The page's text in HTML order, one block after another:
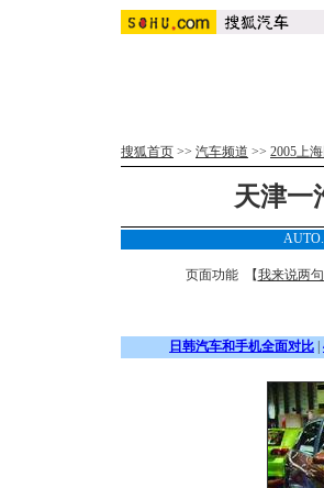
搜狐首页 >> 汽车频道 >> 2005上
天津一
页面功能 【我来说两
日韩汽车和手机全面对比